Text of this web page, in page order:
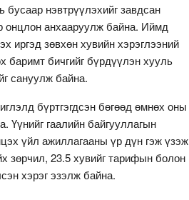
нэвтрүүлэхийг завдсан
онцлон анхааруулж байна. Иймд
иргэд зөвхөн хувийн хэрэглээний
баримт бичгийг бүрдүүлэн хууль
сануулж байна.
бүртгэгдсэн бөгөөд өмнөх оны
Үүнийг гаалийн байгууллагын
үйл ажиллагааны үр дүн гэж үзэж
зөрчил, 23.5 хувийг тарифын болон
хэрэг эзэлж байна.